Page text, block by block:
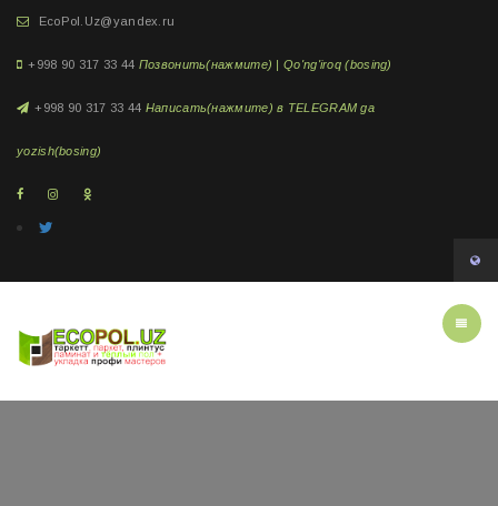
EcoPol.Uz@yandex.ru
+998 90 317 33 44 Позвонить(нажмите) | Qo'ng'iroq (bosing)
+998 90 317 33 44 Написать(нажмите) в TELEGRAM ga
yozish(bosing)